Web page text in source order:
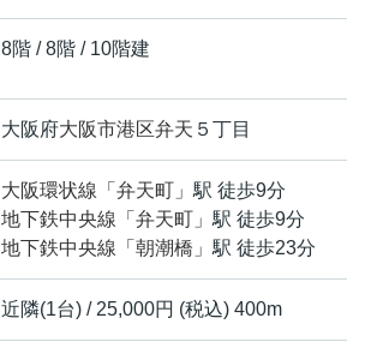
8階 / 8階 / 10階建
大阪府大阪市港区弁天 ５丁目
大阪環状線 「 弁天町 」駅 徒歩9分
地下鉄中央線 「 弁天町 」駅 徒歩9分
地下鉄中央線 「 朝潮橋 」駅 徒歩23分
近隣(1台) / 25,000円 (税込) 400m